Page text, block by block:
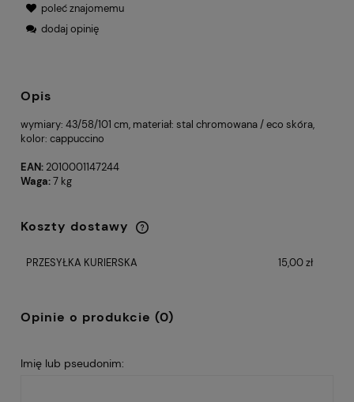
poleć znajomemu
dodaj opinię
Opis
wymiary: 43/58/101 cm, materiał: stal chromowana / eco skóra,
kolor: cappuccino
EAN: 2010001147244
Waga:7 kg
Koszty dostawy
Cena nie zawiera ewentualnych kosztów
PRZESYŁKA KURIERSKA
15,00 zł
Opinie o produkcie (0)
Imię lub pseudonim: